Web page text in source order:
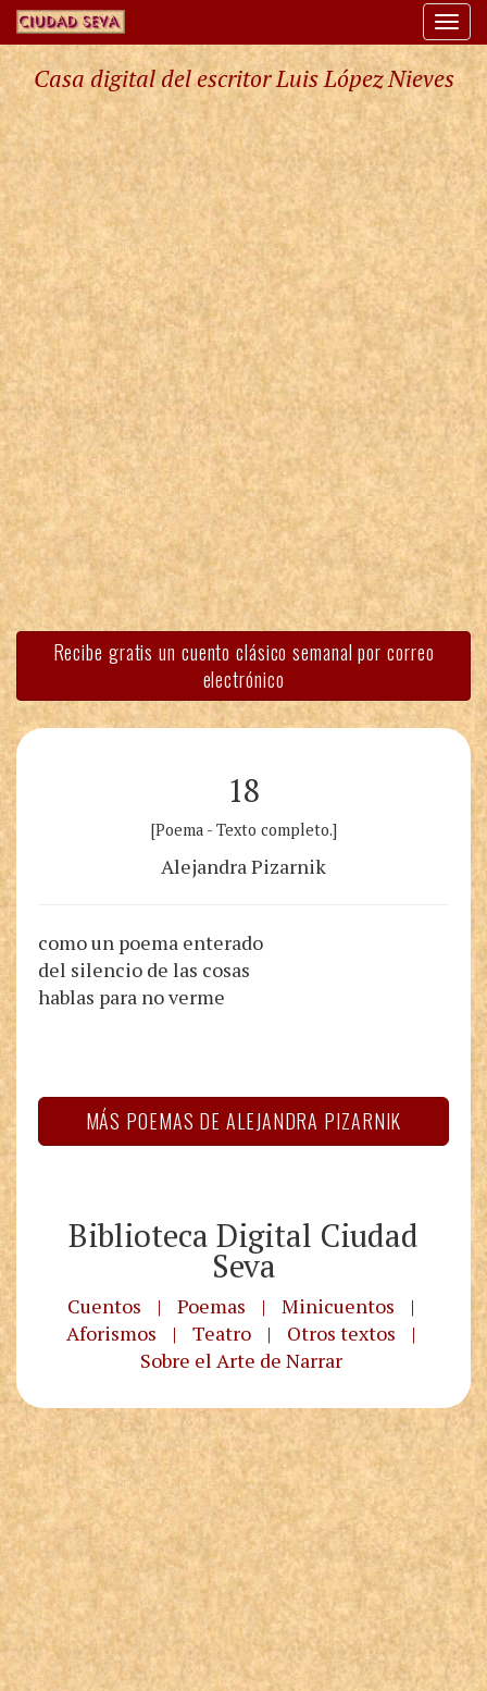
Casa digital del escritor Luis López Nieves
Recibe gratis un cuento clásico semanal por correo
electrónico
18
[Poema - Texto completo.]
Alejandra Pizarnik
como un poema enterado
del silencio de las cosas
hablas para no verme
MÁS POEMAS DE ALEJANDRA PIZARNIK
Biblioteca Digital Ciudad
Seva
Cuentos | Poemas | Minicuentos
|
Aforismos
| Teatro | Otros textos
|
Sobre el Arte de Narrar